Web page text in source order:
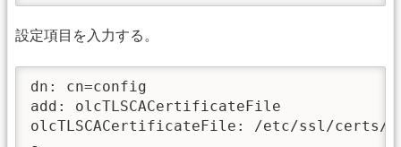
設定項目を入力する。
dn: cn=config
add: olcTLSCACertificateFile
olcTLSCACertificateFile: /etc/ssl/certs/